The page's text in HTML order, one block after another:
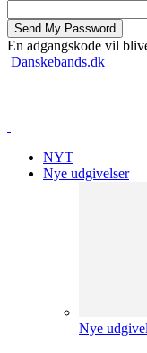
En adgangskode vil
Danskebands.dk
NYT
Nye udgivelser
Nye